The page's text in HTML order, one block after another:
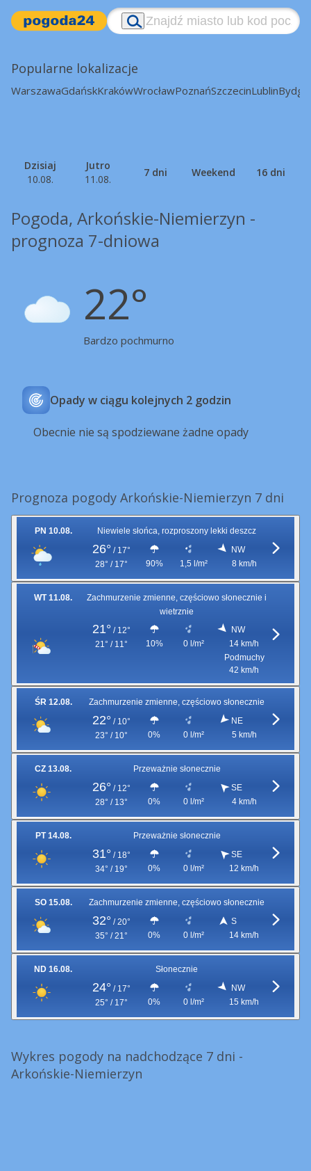
Popularne lokalizacje
WarszawaGdańskKrakówWrocławPoznańSzczecinLublin
Dzisiaj
10.08.
Jutro
11.08.
7 dni Weekend 16 dni
Pogoda, Arkońskie-Niemierzyn -
prognoza 7-dniowa
22°
Bardzo pochmurno
Opady w ciągu kolejnych 2 godzin
Obecnie nie są spodziewane żadne opady
Prognoza pogody Arkońskie-Niemierzyn 7 dni
PN 10.08. Niewiele słońca, rozproszony lekki deszcz
26° / 17°
28° / 17°
90% 1,5 l/m²
NW
8 km/h
WT 11.08.
Zachmurzenie zmienne, częściowo słonecznie i
wietrznie
21° / 12°
21° / 11°
10% 0 l/m²
NW
14 km/h
Podmuchy
42 km/h
ŚR 12.08. Zachmurzenie zmienne, częściowo słonecznie
22° / 10°
23° / 10°
0% 0 l/m²
NE
5 km/h
CZ 13.08. Przeważnie słonecznie
26° / 12°
28° / 13°
0% 0 l/m²
SE
4 km/h
PT 14.08. Przeważnie słonecznie
31° / 18°
34° / 19°
0% 0 l/m²
SE
12 km/h
SO 15.08. Zachmurzenie zmienne, częściowo słonecznie
32° / 20°
35° / 21°
0% 0 l/m²
S
14 km/h
ND 16.08. Słonecznie
24° / 17°
25° / 17°
0% 0 l/m²
NW
15 km/h
Wykres pogody na nadchodzące 7 dni -
Arkońskie-Niemierzyn